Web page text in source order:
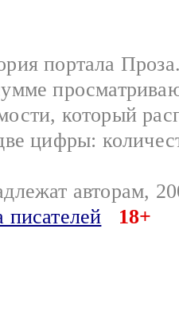
портала
который
цифры:
авторам,
писателей
18+